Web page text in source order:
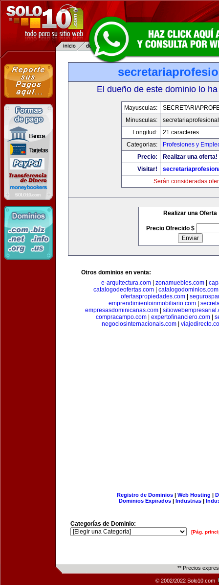
El dueño de este dominio lo
Mayusculas:
Minusculas:
Longitud:
21 caracteres
Categorias:
Profesiones y
Precio:
Realizar una oferta!
Visitar!
Serán consideradas
Realizar una Oferta
Precio Ofrecido $
Otros dominios en venta:
e-arquitectura.com| zonamuebles.com|
catalogodeofertas.com| catalogodominios.com
ofertaspropiedades.com|
emprendimientoinmobiliario.com|
empresasdominicanas.com|
compracampo.com| expertofinanciero.com|
negociosinternacionais.com
Registro de Dominios| Web Hosting |
Dominios Expirados | Industrias |
Categorías de Dominio:
[Pág.
** Precios
© 2002/2022 Solo10.com